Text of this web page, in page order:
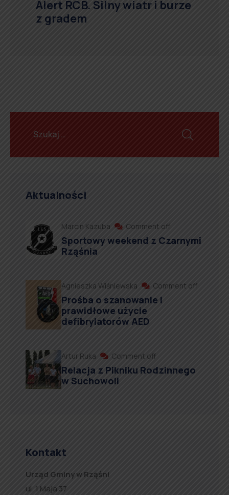
Alert RCB. Silny wiatr i burze
z gradem
Aktualności
Marcin Kazuba Comment off
Sportowy weekend z Czarnymi
Rząśnia
Agnieszka Wiśniewska Comment off
Prośba o szanowanie i
prawidłowe użycie
defibrylatorów AED
Artur Ruka Comment off
Relacja z Pikniku Rodzinnego
w Suchowoli
Kontakt
Urząd Gminy w Rząśni
ul. 1 Maja 37